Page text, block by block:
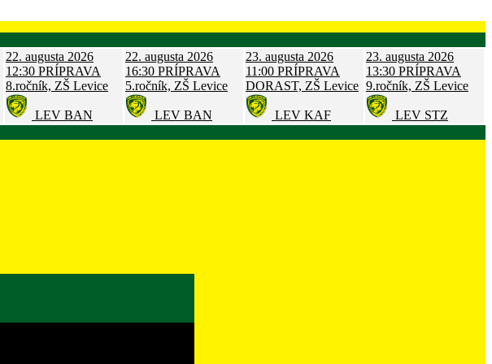
22. augusta 2026
12:30 PRÍPRAVA
8.ročník, ZŠ Levice
LEV BAN
22. augusta 2026
16:30 PRÍPRAVA
5.ročník, ZŠ Levice
LEV BAN
23. augusta 2026
11:00 PRÍPRAVA
DORAST, ZŠ Levice
LEV KAF
23. augusta 2026
13:30 PRÍPRAVA
9.ročník, ZŠ Levice
LEV STZ